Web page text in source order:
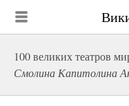
100 великих театров
Смолина Капитолина